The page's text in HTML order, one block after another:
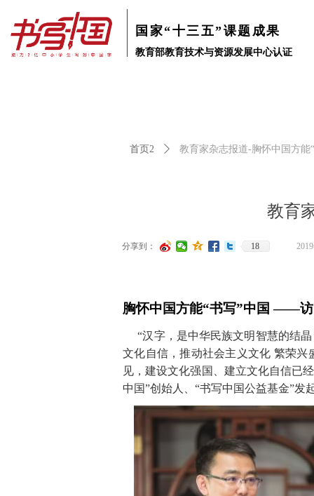
国家“十三五”课题成果
教育部教育技术与资源发展中心认证
教育
首页2 ꄲ 教育家杂志报道-胸怀中国方能
胸怀中国方能“书写”中国 ——访
“汉字，是中华民族文明智慧的结
文化自信，推动社会主义文化 繁荣兴
见，建设文化强国、建立文化自信已
中 国”创始人 “书写中国公益基金”发
分享到： 18